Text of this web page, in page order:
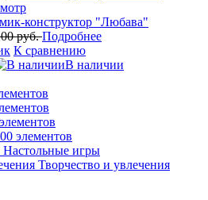
конструктор "Любава"
руб.Подробнее
К сравнению
В наличии
элементов
Настольные игры
Творчество и увлечения